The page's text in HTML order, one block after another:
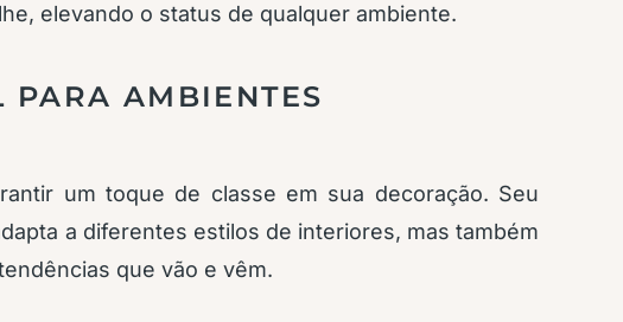
elevando o status de qualquer ambiente.
PARA AMBIENTES
um toque de classe em sua decoração. Seu
a diferentes estilos de interiores, mas também
que vão e vêm.